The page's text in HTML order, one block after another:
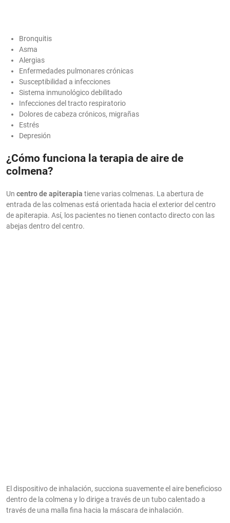
Bronquitis
Asma
Alergias
Enfermedades pulmonares crónicas
Susceptibilidad a infecciones
Sistema inmunológico debilitado
Infecciones del tracto respiratorio
Dolores de cabeza crónicos, migrañas
Estrés
Depresión
¿Cómo funciona la terapia de aire de
colmena?
Un centro de apiterapia tiene varias colmenas. La abertura de
entrada de las colmenas está orientada hacia el exterior del centro
de apiterapia. Así, los pacientes no tienen contacto directo con las
abejas dentro del centro.
El dispositivo de inhalación, succiona suavemente el aire beneficioso
dentro de la colmena y lo dirige a través de un tubo calentado a
través de una malla fina hacia la máscara de inhalación.